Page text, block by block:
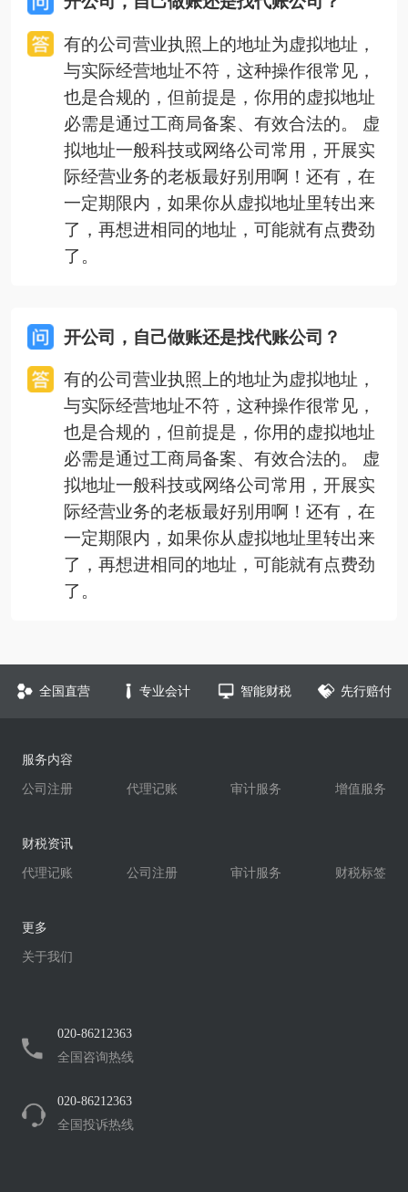
有的公司营业执照上的地址为虚拟地址，
与实际经营地址不符，这种操作很常见，
也是合规的，但前提是，你用的虚拟地址
必需是通过工商局备案、有效合法的。 虚
拟地址一般科技或网络公司常用，开展实
际经营业务的老板最好别用啊！还有，在
一定期限内，如果你从虚拟地址里转出来
了，再想进相同的地址，可能就有点费劲
了。
开公司，自己做账还是找代账公司？
有的公司营业执照上的地址为虚拟地址，
与实际经营地址不符，这种操作很常见，
也是合规的，但前提是，你用的虚拟地址
必需是通过工商局备案、有效合法的。 虚
拟地址一般科技或网络公司常用，开展实
际经营业务的老板最好别用啊！还有，在
一定期限内，如果你从虚拟地址里转出来
了，再想进相同的地址，可能就有点费劲
了。
全国直营 专业会计 智能财税 先行赔付
服务内容
公司注册
代理记账 审计服务 增值服务
财税资讯
代理记账
公司注册 审计服务 财税标签
更多
关于我们
020-86212363
全国咨询热线
020-86212363
全国投诉热线